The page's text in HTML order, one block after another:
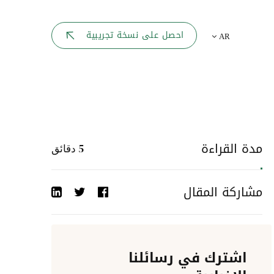
AR احصل على نسخة تجريبية
مدة القراءة 5 دقائق
مشاركة المقال
اشترك في رسائلنا
إلى